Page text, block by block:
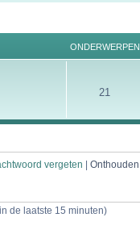
ONDERWERPEN
21
vergeten | Onthouden
de laatste 15 minuten)